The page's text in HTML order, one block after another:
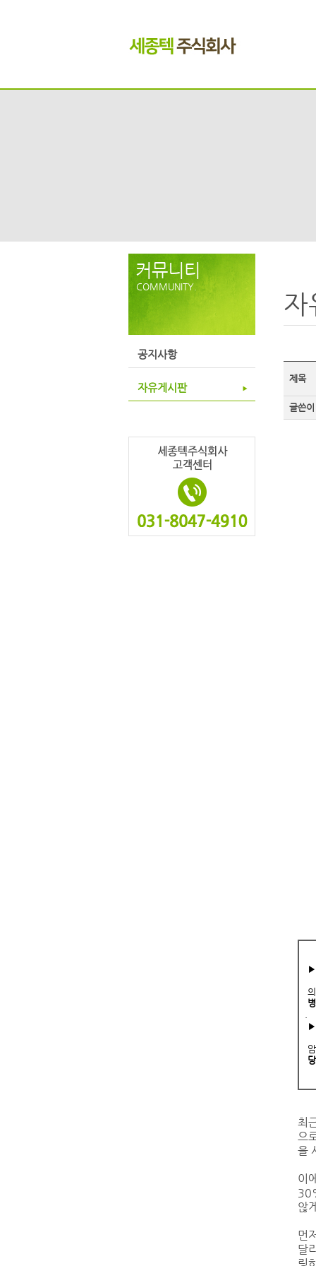
커뮤니티
COMMUNITY.
공지사항
자유게시판
자
제목
글쓴이
▶
▶
최
으
을
이
않
먼
달